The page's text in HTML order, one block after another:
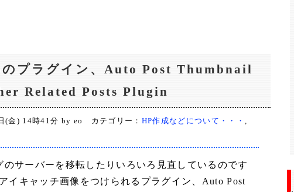
のプラグイン、Auto Post Thumbnail
Related Posts Plugin
(金) 14時41分 by eo カテゴリー： HP作成などについて・・・,
のサーバーを移転したりいろいろ見直しているのです
イキャッチ画像をつけられるプラグイン、Auto Post